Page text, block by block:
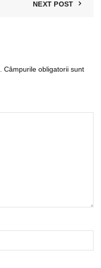
NEXT POST
Câmpurile obligatorii sunt